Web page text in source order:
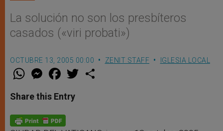
La solución no son los presbíteros
casados («viri probati»)
OCTUBRE 13, 2005 00:00 ZENIT STAFF IGLESIA LOCAL
W
t
s
p
p
M
e
s
e
g
e
F
a
e
b
o
k
w
Share this Entry